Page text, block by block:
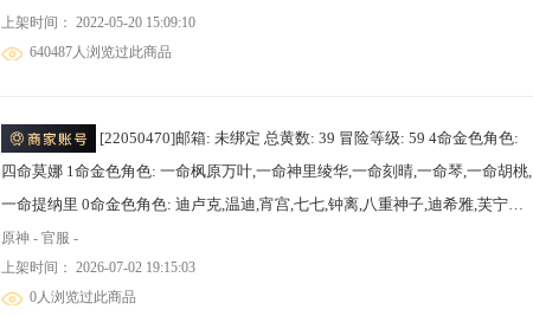
上架时间： 2022-05-20 15:09:10
640487人浏览过此商品
四命莫娜 1命金色角色: 一命枫原万叶,一命神里绫华,一命刻晴,一命琴,一命胡桃,
一命提纳里 0命金色角色: 迪卢克,温迪,宵宫,七七,钟离,八重神子,迪希雅,芙宁娜,
玛拉妮,希诺宁,恰斯卡,丝柯克,菲林斯,杜林,哥伦比娅 拥有武器: 狼的末路,天空之
傲,风鹰剑,若水,冲浪时光,星鹫赤羽,血染荒城 1精武器: 狼的末路,天空之傲,风鹰
剑,若水,冲浪时光,星鹫赤羽,血染荒城
原神 - 官服 -
上架时间： 2026-07-02 19:15:03
0人浏览过此商品